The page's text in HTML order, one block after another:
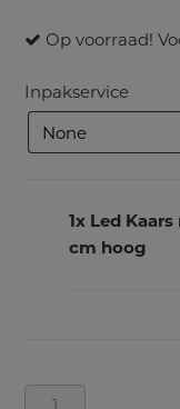
Op voorraad!
Inpakservice
1x Led
cm hoog
Led